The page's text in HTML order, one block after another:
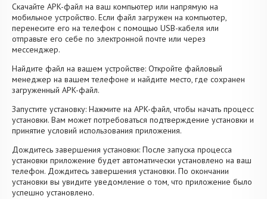
Скачайте APK-файл на ваш компьютер или напрямую на
мобильное устройство. Если файл загружен на компьютер,
перенесите его на телефон с помощью USB-кабеля или
отправьте его себе по электронной почте или через
мессенджер.
Найдите файл на вашем устройстве: Откройте файловый
менеджер на вашем телефоне и найдите место, где сохранен
загруженный APK-файл.
Запустите установку: Нажмите на APK-файл, чтобы начать процесс
установки. Вам может потребоваться подтверждение установки и
принятие условий использования приложения.
Дождитесь завершения установки: После запуска процесса
установки приложение будет автоматически установлено на ваш
телефон. Дождитесь завершения установки. По окончании
установки вы увидите уведомление о том, что приложение было
успешно установлено.